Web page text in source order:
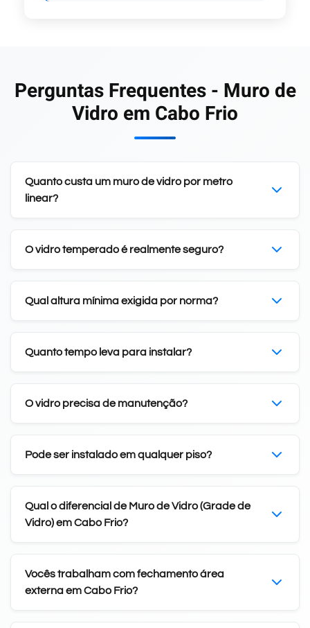
Perguntas Frequentes - Muro de
Vidro em Cabo Frio
Quanto custa um muro de vidro por metro
linear?
O vidro temperado é realmente seguro?
Qual altura mínima exigida por norma?
Quanto tempo leva para instalar?
O vidro precisa de manutenção?
Pode ser instalado em qualquer piso?
Qual o diferencial de Muro de Vidro (Grade de
Vidro) em Cabo Frio?
Vocês trabalham com fechamento área
externa em Cabo Frio?